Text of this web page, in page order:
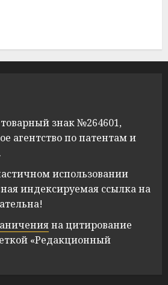
знак №264601,
агентство по патентам и
использовании
индексируемая ссылка на
на цитирование
«Редакционный